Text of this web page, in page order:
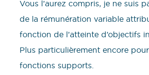
Vous l’aurez compris, je ne suis
de la rémunération variable
fonction de l’atteinte d’objectifs
Plus particulièrement encore
fonctions supports.